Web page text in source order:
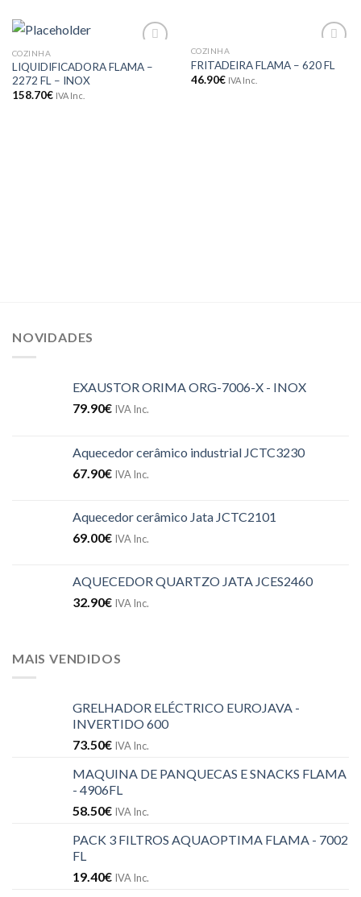
aos meus
COZINHA
LIQUIDIFICADORA FLAMA –
2272 FL – INOX
158.70€ IVA Inc.
aos meus
COZINHA
FRITADEIRA FLAMA – 620 FL
46.90€ IVA Inc.
NOVIDADES
EXAUSTOR ORIMA ORG-7006-X - INOX
79.90€ IVA Inc.
Aquecedor cerâmico industrial JCTC3230
67.90€ IVA Inc.
Aquecedor cerâmico Jata JCTC2101
69.00€ IVA Inc.
AQUECEDOR QUARTZO JATA JCES2460
32.90€ IVA Inc.
MAIS VENDIDOS
GRELHADOR ELÉCTRICO EUROJAVA -
INVERTIDO 600
73.50€ IVA Inc.
MAQUINA DE PANQUECAS E SNACKS FLAMA
- 4906FL
58.50€ IVA Inc.
PACK 3 FILTROS AQUAOPTIMA FLAMA - 7002
FL
19.40€ IVA Inc.